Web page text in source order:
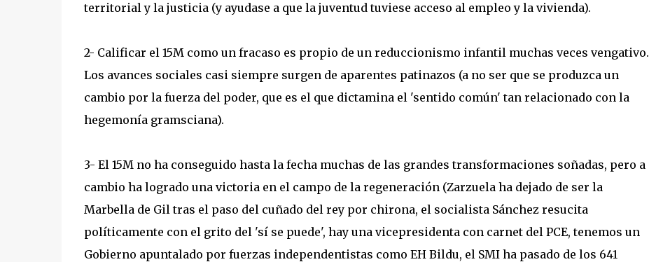
territorial y la justicia (y ayudase a que la juventud tuviese acceso al empleo y la vivienda).
2- Calificar el 15M como un fracaso es propio de un reduccionismo infantil muchas veces vengativo.
Los avances sociales casi siempre surgen de aparentes patinazos (a no ser que se produzca un
cambio por la fuerza del poder, que es el que dictamina el 'sentido común' tan relacionado con la
hegemonía gramsciana).
3- El 15M no ha conseguido hasta la fecha muchas de las grandes transformaciones soñadas, pero a
cambio ha logrado una victoria en el campo de la regeneración (Zarzuela ha dejado de ser la
Marbella de Gil tras el paso del cuñado del rey por chirona, el socialista Sánchez resucita
políticamente con el grito del 'sí se puede', hay una vicepresidenta con carnet del PCE, tenemos un
Gobierno apuntalado por fuerzas independentistas como EH Bildu, el SMI ha pasado de los 641